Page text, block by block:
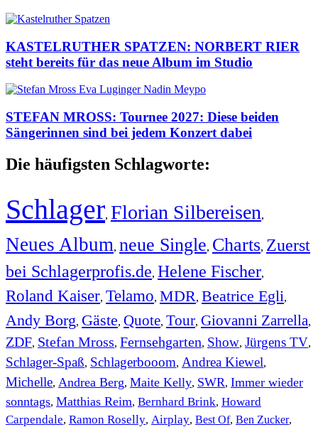
KASTELRUTHER SPATZEN: NORBERT RIER
steht bereits für das neue Album im Studio
STEFAN MROSS: Tournee 2027: Diese beiden
Sängerinnen sind bei jedem Konzert dabei
Die häufigsten Schlagworte:
Schlager, Florian Silbereisen,
Neues Album, neue Single, Charts, Zuerst
bei Schlagerprofis.de, Helene Fischer,
Roland Kaiser, Telamo, MDR, Beatrice Egli,
Andy Borg, Gäste, Quote, Tour, Giovanni Zarrella,
ZDF, Stefan Mross, Fernsehgarten, Show, Jürgens TV,
Schlager-Spaß, Schlagerbooom, Andrea Kiewel,
Michelle, Andrea Berg, Maite Kelly, SWR, Immer wieder
sonntags, Matthias Reim, Bernhard Brink, Howard
Carpendale, Ramon Roselly, Airplay, Best Of, Ben Zucker,